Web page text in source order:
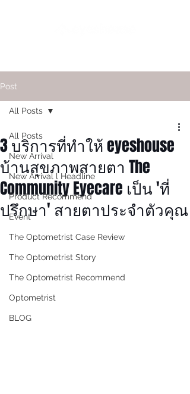
Post
All Posts
New Arrival
New Arrival l Headline
Product Recommend
Event
The Optometrist Case Review
The Optometrist Story
The Optometrist Recommend
Optometrist
BLOG
All Posts
3 บริการที่ทำให้ eyeshouse
บ้านสุขภาพสายตา The
Community Eyecare เป็น 'ที่
ปรึกษา' สายตาประจำตัวคุณ